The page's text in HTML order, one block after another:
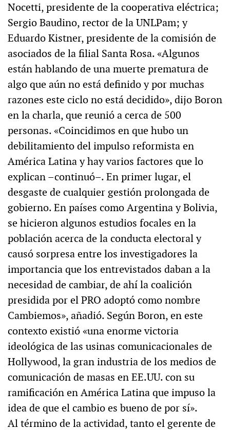
Nocetti, presidente de la cooperativa eléctrica;
Sergio Baudino, rector de la UNLPam; y
Eduardo Kistner, presidente de la comisión de
asociados de la filial Santa Rosa. «Algunos
están hablando de una muerte prematura de
algo que aún no está definido y por muchas
razones este ciclo no está decidido», dijo Boron
en la charla, que reunió a cerca de 500
personas. «Coincidimos en que hubo un
debilitamiento del impulso reformista en
América Latina y hay varios factores que lo
explican –continuó–. En primer lugar, el
desgaste de cualquier gestión prolongada de
gobierno. En países como Argentina y Bolivia,
se hicieron algunos estudios focales en la
población acerca de la conducta electoral y
causó sorpresa entre los investigadores la
importancia que los entrevistados daban a la
necesidad de cambiar, de ahí la coalición
presidida por el PRO adoptó como nombre
Cambiemos», añadió. Según Boron, en este
contexto existió «una enorme victoria
ideológica de las usinas comunicacionales de
Hollywood, la gran industria de los medios de
comunicación de masas en EE.UU. con su
ramificación en América Latina que impuso la
idea de que el cambio es bueno de por sí».
Al término de la actividad, tanto el gerente de